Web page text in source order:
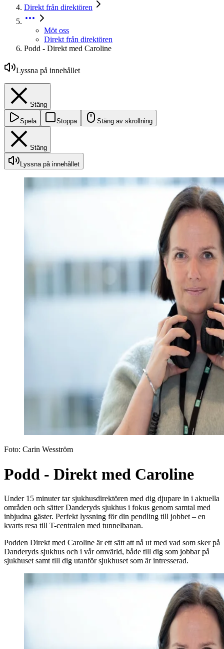
Direkt från direktören
Möt oss
Direkt från direktören
Podd - Direkt med Caroline
Lyssna på innehållet
Stäng
Spela Stoppa Stäng av skrollning
Stäng
Lyssna på innehållet
Foto: Carin Wesström
Podd - Direkt med Caroline
Under 15 minuter tar sjukhusdirektören med dig djupare in i aktuella
områden och sätter Danderyds sjukhus i fokus genom samtal med
inbjudna gäster. Perfekt lyssning för din pendling till jobbet – en
kvarts resa till T-centralen med tunnelbanan.
Podden Direkt med Caroline är ett sätt att nå ut med vad som sker på
Danderyds sjukhus och i vår omvärld, både till dig som jobbar på
sjukhuset samt till dig utanför sjukhuset som är intresserad.